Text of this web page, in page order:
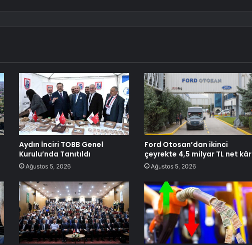
Aydın İnciri TOBB Genel
Kurulu’nda Tanıtıldı
Ağustos 5, 2026
Ford Otosan’dan ikinci
çeyrekte 4,5 milyar TL net kâr
Ağustos 5, 2026